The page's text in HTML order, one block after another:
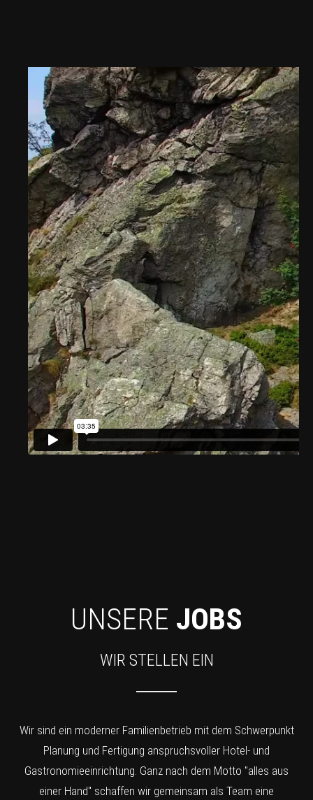
UNSERE JOBS
WIR STELLEN EIN
Wir sind ein moderner Familienbetrieb mit dem Schwerpunkt
Planung und Fertigung anspruchsvoller Hotel- und
Gastronomieeinrichtung. Ganz nach dem Motto "alles aus
einer Hand" schaffen wir gemeinsam als Team eine